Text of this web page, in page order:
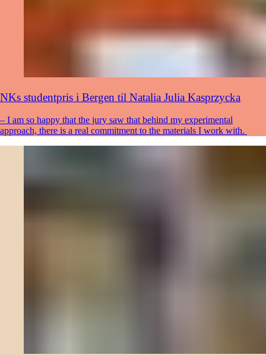
NKs studentpris i Bergen til Natalia Julia Kasprzycka
– I am so happy that the jury saw that behind my experimental
approach, there is a real commitment to the materials I work with.